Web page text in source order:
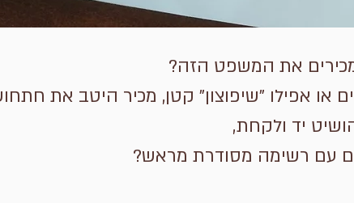
את המשפט הזה?
או אפילו "שיפוצון" קטן, מכיר היטב את
יד ולקחת,
עם רשימה מסודרת מראש?